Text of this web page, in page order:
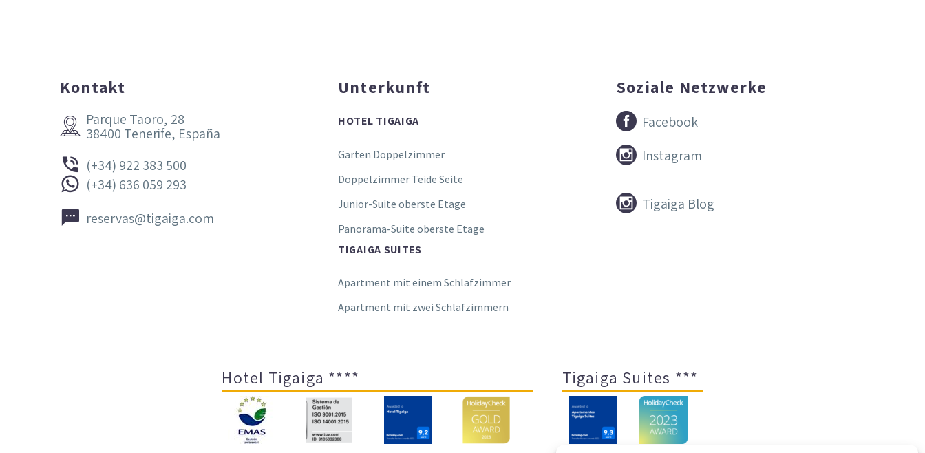
Kontakt

 Parque Taoro, 28
38400 Tenerife, España

 (+34) 922 383 500

 (+34) 636 059 293

 reservas@tigaiga.com
Unterkunft
HOTEL TIGAIGA
Garten Doppelzimmer
Doppelzimmer Teide Seite
Junior-Suite oberste Etage
Panorama-Suite oberste Etage
TIGAIGA SUITES
Apartment mit einem Schlafzimmer
Apartment mit zwei Schlafzimmern
Soziale Netzwerke

 Facebook

 Instagram

 Tigaiga Blog
Hotel Tigaiga **** Tigaiga Suites ***